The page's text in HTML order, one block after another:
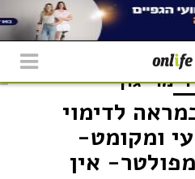
דימוי גוף
לדימוי
ומקומט-
אין